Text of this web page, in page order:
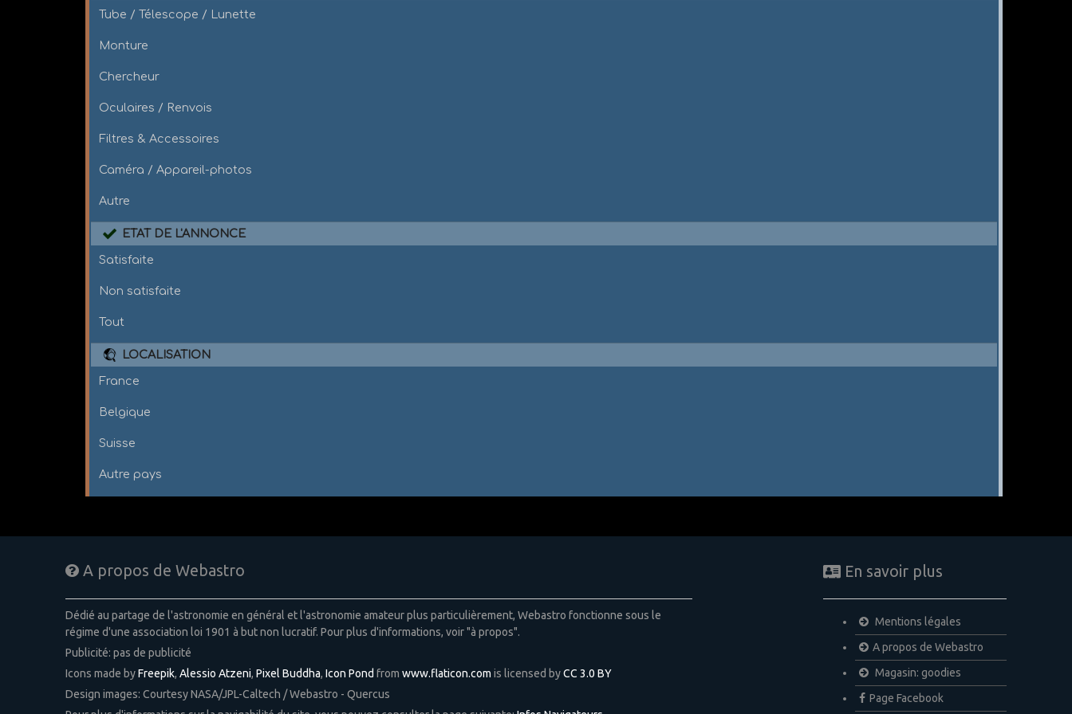
Tube / Télescope / Lunette
Monture
Chercheur
Oculaires / Renvois
Filtres & Accessoires
Caméra / Appareil-photos
Autre
ETAT DE L'ANNONCE
Satisfaite
Non satisfaite
Tout
LOCALISATION
France
Belgique
Suisse
Autre pays
A propos de Webastro
Dédié au partage de l'astronomie en général et l'astronomie amateur plus particulièrement, Webastro fonctionne sous le
régime d'une association loi 1901 à but non lucratif. Pour plus d'informations, voir "à propos".
Publicité: pas de publicité
Icons made byFreepik, Alessio Atzeni, Pixel Buddha, Icon Pond from www.flaticon.com is licensed byCC 3.0 BY
Design images: Courtesy NASA/JPL-Caltech / Webastro - Quercus
En savoir plus
Mentions légales
A propos de Webastro
Magasin: goodies
Page Facebook